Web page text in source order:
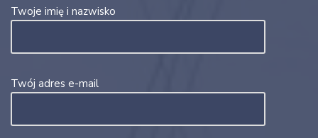
Twoje imię i nazwisko
Twój adres e-mail